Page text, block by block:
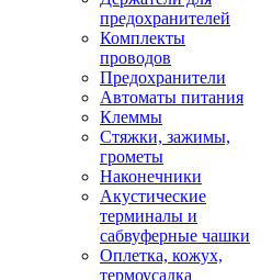
предохранителей
Комплекты
проводов
Предохранители
Автоматы питания
Клеммы
Стяжки, зажимы,
грометы
Наконечники
Акустические
терминалы и
сабвуферные чашки
Оплетка, кожух,
термоусадка